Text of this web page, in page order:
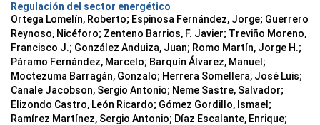
Regulación del sector energético
Ortega Lomelín, Roberto; Espinosa Fernández, Jorge; Guerrero
Reynoso, Nicéforo; Zenteno Barrios, F. Javier; Treviño Moreno,
Francisco J.; González Anduiza, Juan; Romo Martín, Jorge H.;
Páramo Fernández, Marcelo; Barquín Álvarez, Manuel;
Moctezuma Barragán, Gonzalo; Herrera Somellera, José Luis;
Canale Jacobson, Sergio Antonio; Neme Sastre, Salvador;
Elizondo Castro, León Ricardo; Gómez Gordillo, Ismael;
Ramírez Martínez, Sergio Antonio; Díaz Escalante, Enrique;